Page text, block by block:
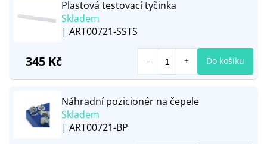
Plastová testovací tyčinka
Skladem
| ART00721-SSTS
345 Kč Do košíku
Náhradní pozicionér na čepele
Skladem
| ART00721-BP